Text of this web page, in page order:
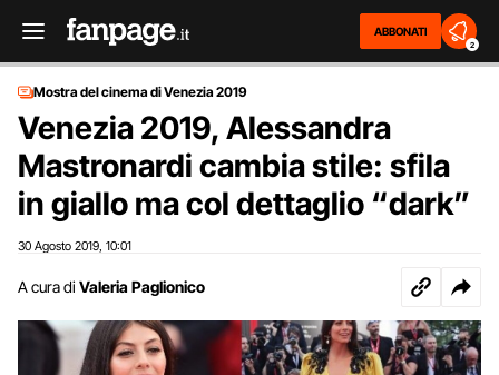
ABBONATI
2
Mostra del cinema di Venezia 2019
Venezia 2019, Alessandra
Mastronardi cambia stile: sfila
in giallo ma col dettaglio “dark”
30 Agosto 2019 10:01
A cura di Valeria Paglionico